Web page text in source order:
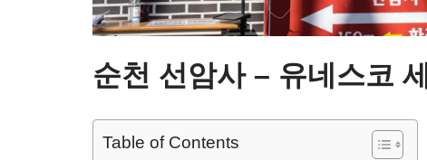
순천 선암사 – 유네스코
Table of Contents